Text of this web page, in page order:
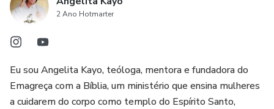
2 Ano Hotmarter
Eu sou Angelita Kayo, teóloga, mentora e fundadora do
Emagreça com a Bíblia, um ministério que ensina mulheres
a cuidarem do corpo como templo do Espírito Santo,